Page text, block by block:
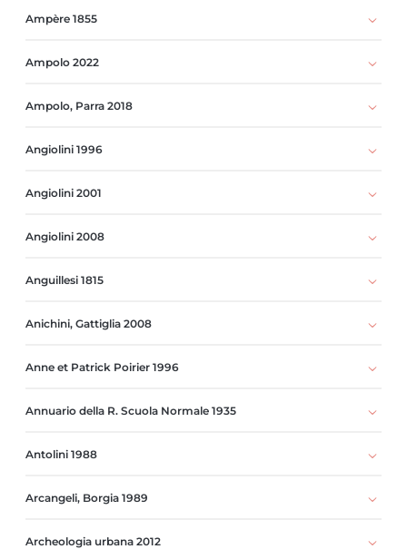
Ampère 1855
Ampolo 2022
Ampolo, Parra 2018
Angiolini 1996
Angiolini 2001
Angiolini 2008
Anguillesi 1815
Anichini, Gattiglia 2008
Anne et Patrick Poirier 1996
Annuario della R. Scuola Normale 1935
Antolini 1988
Arcangeli, Borgia 1989
Archeologia urbana 2012